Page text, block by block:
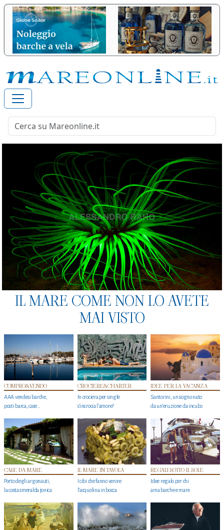
IL MARE COME NON LO AVETE
MAI VISTO
COMPRO&VENDO
AAA vendesi barche,
posti barca, case…
CROCIERE&CHARTER
In crociera per single
s'incrocia l’amore?
IDEE PER LA VACANZA
Santorini, un sogno nato
da un’eruzione da incubo
CASE DA MARE
Porto degli argonauti,
la costa smeralda jonica
IL MARE IN TAVOLA
I cibi che fanno venire
l’acquolina in bocca
REGALI SOTTO IL SOLE
Idee regalo per chi
ama barche e mare